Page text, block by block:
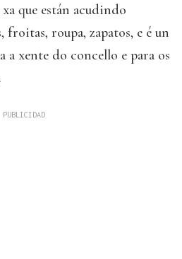
que están acudindo
froitas, roupa, zapatos, e é un
a xente do concello e para os